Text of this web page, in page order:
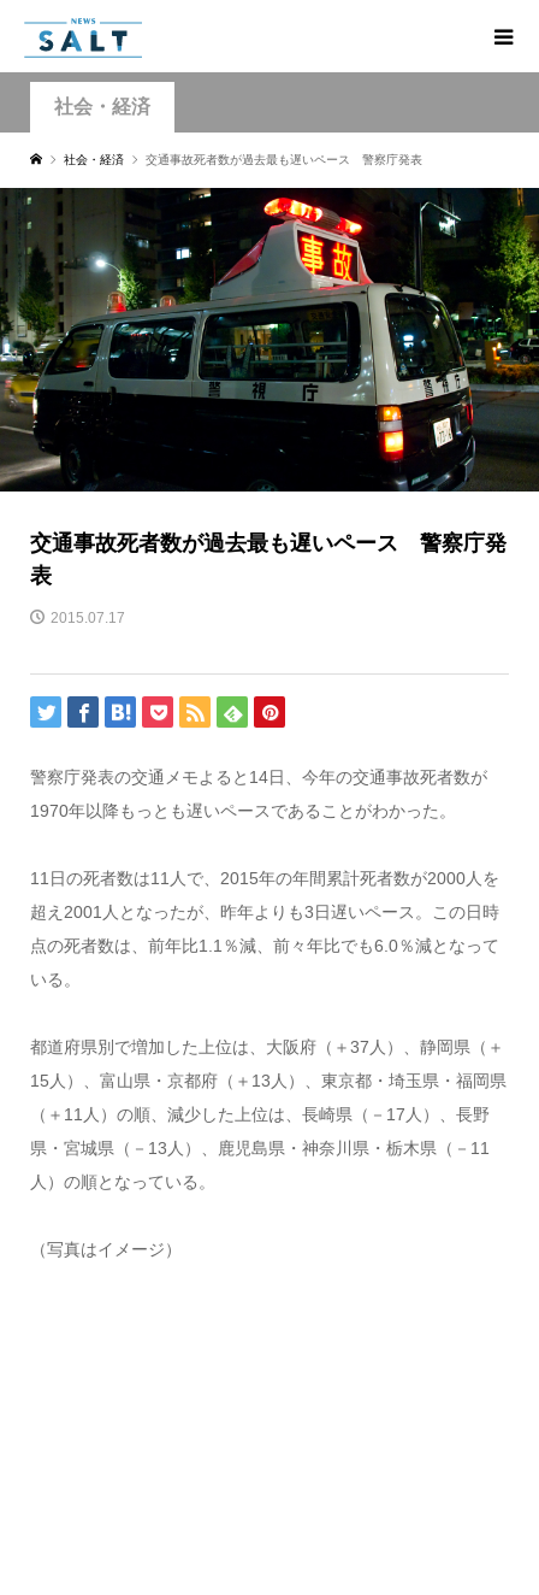
社会・経済
社会・経済 交通事故死者数が過去最も遅いペース 警察庁発表
交通事故死者数が過去最も遅いペース 警察庁発
表
2015.07.17
警察庁発表の交通メモよると14日、今年の交通事故死者数が
1970年以降もっとも遅いペースであることがわかった。
11日の死者数は11人で、2015年の年間累計死者数が2000人を
超え2001人となったが、昨年よりも3日遅いペース。この日時
点の死者数は、前年比1.1％減、前々年比でも6.0％減となって
いる。
都道府県別で増加した上位は、大阪府（＋37人）、静岡県（＋
15人）、富山県・京都府（＋13人）、東京都・埼玉県・福岡県
（＋11人）の順、減少した上位は、長崎県（－17人）、長野
県・宮城県（－13人）、鹿児島県・神奈川県・栃木県（－11
人）の順となっている。
（写真はイメージ）